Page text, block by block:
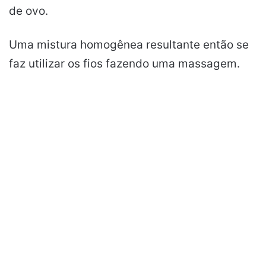
de ovo.
Uma mistura homogênea resultante então se
faz utilizar os fios fazendo uma massagem.